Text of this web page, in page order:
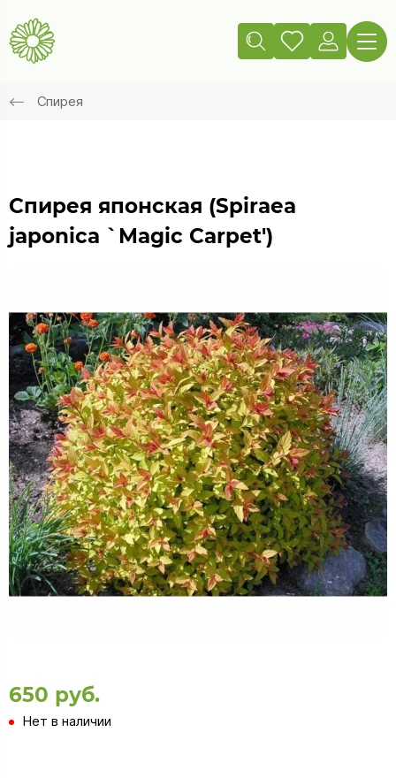
Спирея
Спирея японская (Spiraea
japonica `Magic Carpet')
650 руб.
Нет в наличии